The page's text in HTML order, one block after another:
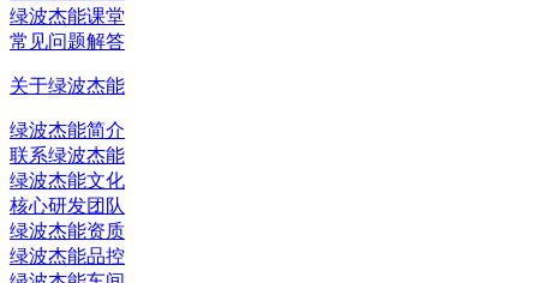
绿波杰能课堂
常见问题解答
关于绿波杰能
绿波杰能简介
联系绿波杰能
绿波杰能文化
核心研发团队
绿波杰能资质
绿波杰能品控